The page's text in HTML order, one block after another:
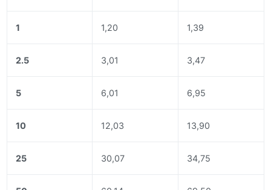
1 1,20 1,39
2.5 3,01 3,47
5 6,01 6,95
10 12,03 13,90
25 30,07 34,75